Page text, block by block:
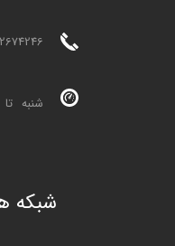
شبکه